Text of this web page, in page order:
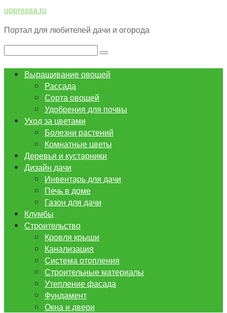
Перейти
контенту
uppressa.ru
Портал для любителей дачи и огорода
Поиск:
Выращивание овощей
Рассада
Сорта овощей
Удобрения для почвы
Уход за цветами
Болезни растений
Комнатные цветы
Деревья и кустарники
Дизайн дачи
Инвентарь для дачи
Печь в доме
Газон для дачи
Клумбы
Строительство
Кровля крыши
Канализация
Система отопления
Строительные материалы
Утепление фасада
Фундамент
Окна и двери